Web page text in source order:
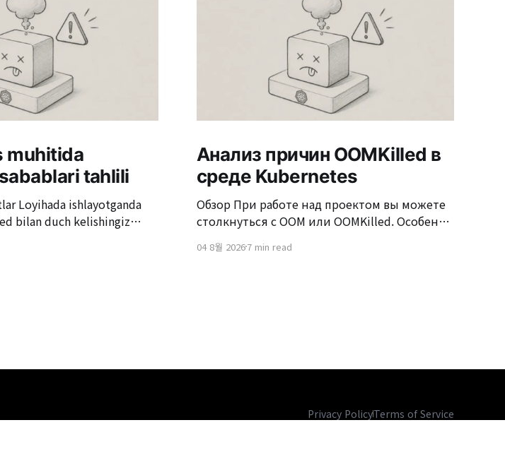
muhitida
tahlili
bilan duch kelishingiz
ishga tushirildi"
Анализ причин OOMKilled в
среде Kubernetes
Обзор При работе над проектом вы можете
столкнуться с OOM или OOMKilled. Особенно
ситуации, когда "Pod был перезапущен из-за
04 8월 20267 min read
Privacy PolicyTerms of Service